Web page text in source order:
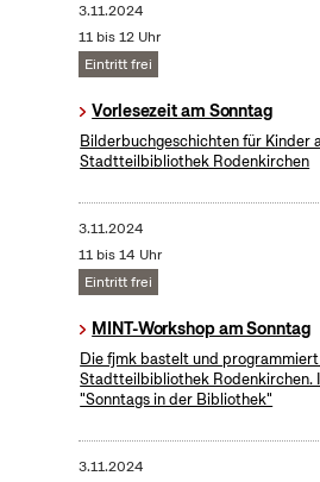
3.11.2024
11 bis 12 Uhr
Eintritt frei
Vorlesezeit am Sonntag
Bilderbuchgeschichten für Kinder
Stadtteilbibliothek Rodenkirchen
3.11.2024
11 bis 14 Uhr
Eintritt frei
MINT-Workshop am Sonntag
Die fjmk bastelt und
Stadtteilbibliothek Rodenkirchen.
"Sonntags in der Bibliothek"
3.11.2024